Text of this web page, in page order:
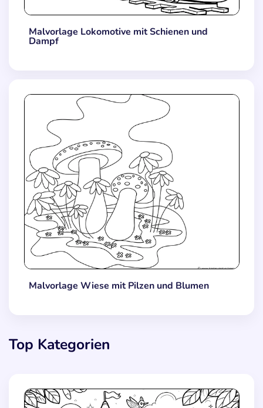
Malvorlage Lokomotive mit Schienen und
Dampf
Malvorlage Wiese mit Pilzen und Blumen
Top Kategorien